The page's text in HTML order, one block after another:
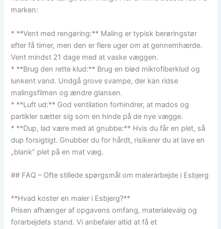
marken:
* **Vent med rengøring:** Maling er typisk berøringstør
efter få timer, men den er flere uger om at gennemhærde.
Vent mindst 21 dage med at vaske væggen.
* **Brug den rette klud:** Brug en blød mikrofiberklud og
lunkent vand. Undgå grove svampe, der kan ridse
malingsfilmen og ændre glansen.
* **Luft ud:** God ventilation forhindrer, at mados og
partikler sætter sig som en hinde på de nye vægge.
* **Dup, lad være med at gnubbe:** Hvis du får en plet, så
dup forsigtigt. Gnubber du for hårdt, risikerer du at lave en
„blank” plet på en mat væg.
## FAQ – Ofte stillede spørgsmål om malerarbejde i Esbjerg
**Hvad koster en maler i Esbjerg?**
Prisen afhænger af opgavens omfang, materialevalg og
forarbejdets stand. Vi anbefaler altid at få et